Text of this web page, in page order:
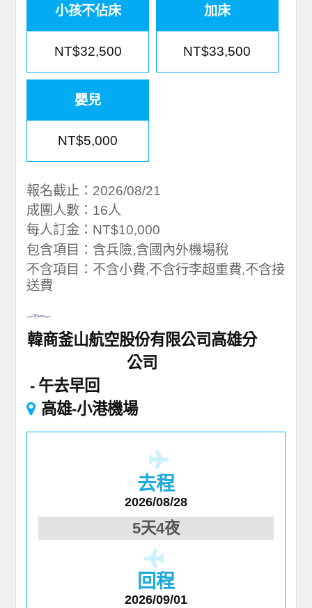
小孩不佔床
NT$32,500
加床
NT$33,500
嬰兒
NT$5,000
報名截止：2026/08/21
成團人數：16人
每人訂金：NT$10,000
包含項目：含兵險,含國內外機場稅
不含項目：不含小費,不含行李超重費,不含接
送費
韓商釜山航空股份有限公司高雄分
公司
午去早回
高雄-小港機場
去程
2026/08/28
5天4夜
回程
2026/09/01